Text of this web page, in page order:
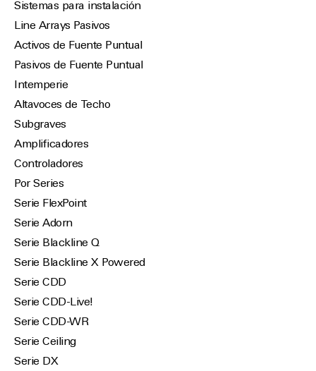
Sistemas para instalación
Line Arrays Pasivos
Activos de Fuente Puntual
Pasivos de Fuente Puntual
Intemperie
Altavoces de Techo
Subgraves
Amplificadores
Controladores
Por Series
Serie FlexPoint
Serie Adorn
Serie Blackline Q
Serie Blackline X Powered
Serie CDD
Serie CDD-Live!
Serie CDD-WR
Serie Ceiling
Serie DX